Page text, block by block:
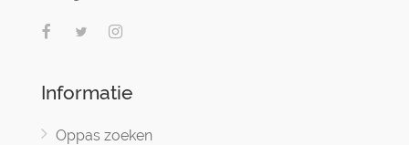
Informatie
Oppas zoeken